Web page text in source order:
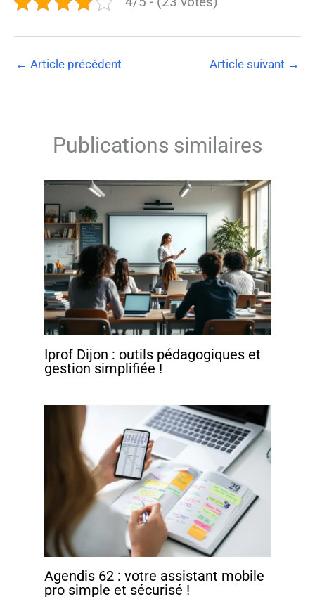
← Article précédent Article suivant →
Publications similaires
Iprof Dijon : outils pédagogiques et
gestion simplifiée !
Agendis 62 : votre assistant mobile
pro simple et sécurisé !